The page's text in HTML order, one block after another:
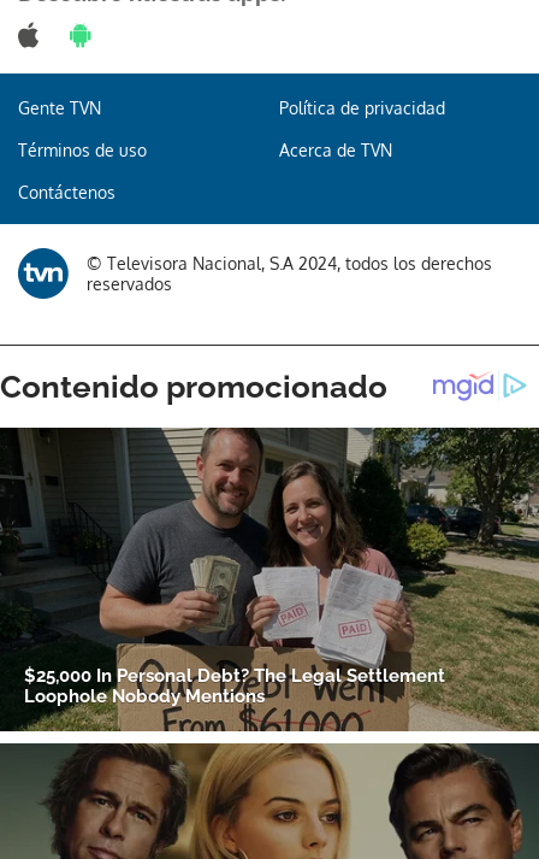
Gente TVN Política de privacidad
Términos de uso Acerca de TVN
Contáctenos
© Televisora Nacional, S.A 2024, todos los derechos
reservados